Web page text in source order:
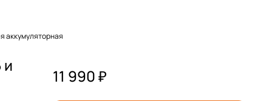
аккумуляторная
и
11 990 ₽